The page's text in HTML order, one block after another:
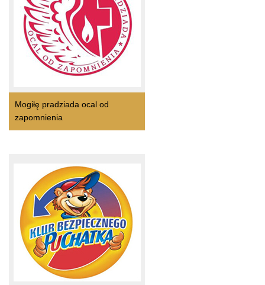
Mogiłę pradziada ocal od
zapomnienia